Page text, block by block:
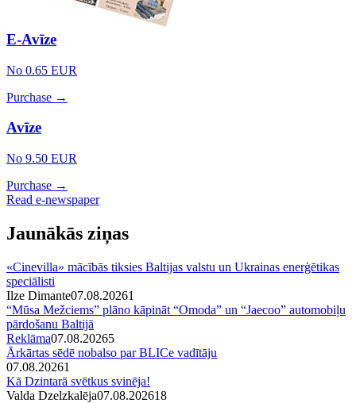
E-Avīze
No 0.65 EUR
Purchase →
Avīze
No 9.50 EUR
Purchase →
Read e-newspaper
Jaunākās ziņas
«Cinevilla» mācībās tiksies Baltijas valstu un Ukrainas enerģētikas
speciālisti
Ilze Dimante07.08.20261
“Mūsa Mežciems” plāno kāpināt “Omoda” un “Jaecoo” automobiļu
pārdošanu Baltijā
Reklāma07.08.20265
Ārkārtas sēdē nobalso par BLICe vadītāju
07.08.20261
Kā Dzintarā svētkus svinēja!
Valda Dzelzkalēja07.08.202618